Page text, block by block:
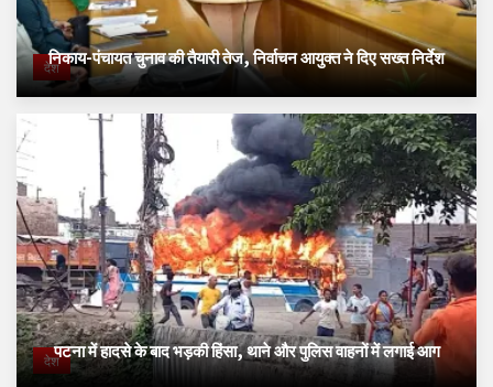
देश
निकाय-पंचायत चुनाव की तैयारी तेज, निर्वाचन आयुक्त ने दिए सख्त निर्देश
देशपटना में हादसे के बाद भड़की हिंसा, थाने और पुलिस वाहनों में लगाई आग